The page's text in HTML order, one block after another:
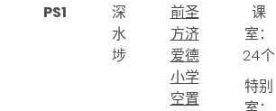
PS1
深
水
埗
前圣
方济
爱德
小学
空置
课
室：
24个
特别